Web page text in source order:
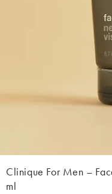
Clinique For Men –
ml